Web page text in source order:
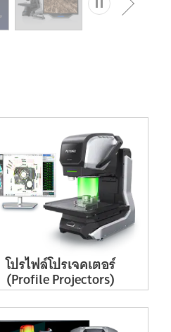
โปรไฟล์โปรเจคเตอร์
(ProfileProjectors)